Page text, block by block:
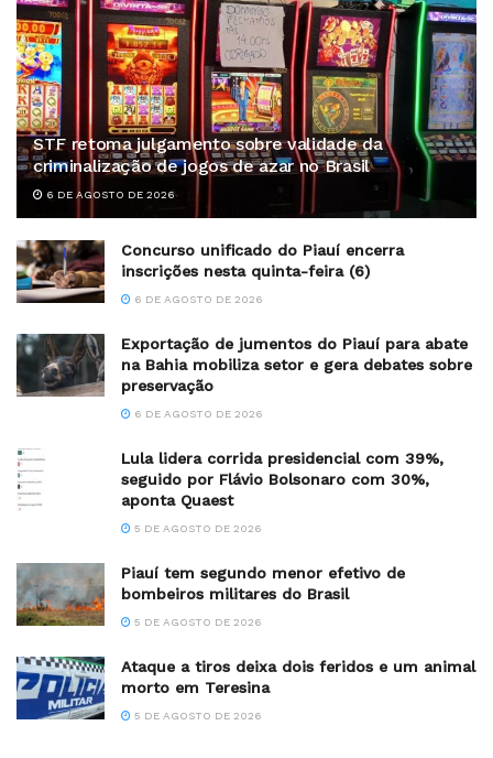
STF retoma julgamento sobre validade da
criminalização de jogos de azar no Brasil
6 DE AGOSTO DE 2026
Concurso unificado do Piauí encerra
inscrições nesta quinta-feira (6)
6 DE AGOSTO DE 2026
Exportação de jumentos do Piauí para abate
na Bahia mobiliza setor e gera debates sobre
preservação
6 DE AGOSTO DE 2026
Lula lidera corrida presidencial com 39%,
seguido por Flávio Bolsonaro com 30%,
aponta Quaest
5 DE AGOSTO DE 2026
Piauí tem segundo menor efetivo de
bombeiros militares do Brasil
5 DE AGOSTO DE 2026
Ataque a tiros deixa dois feridos e um animal
morto em Teresina
5 DE AGOSTO DE 2026